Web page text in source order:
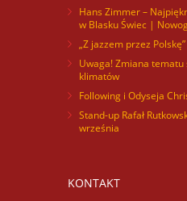
Hans Zimmer –
w Blasku Świec |
„Z jazzem przez
Uwaga! Zmiana
klimatów
Following i Odyseja
Stand-up Rafał
września
KONTAKT